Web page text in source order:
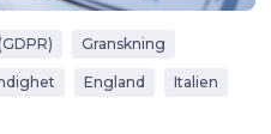
Granskning
England Italien